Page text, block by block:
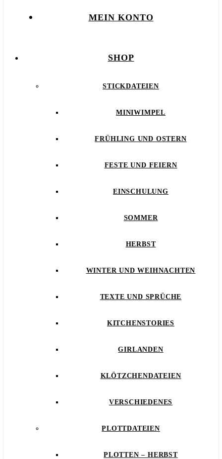
MEIN KONTO
SHOP
STICKDATEIEN
MINIWIMPEL
FRÜHLING UND OSTERN
FESTE UND FEIERN
EINSCHULUNG
SOMMER
HERBST
WINTER UND WEIHNACHTEN
TEXTE UND SPRÜCHE
KITCHENSTORIES
GIRLANDEN
KLÖTZCHENDATEIEN
VERSCHIEDENES
PLOTTDATEIEN
PLOTTEN – HERBST